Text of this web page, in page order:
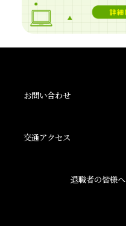
お問い合わせ
交通アクセス
退職者の皆様へ